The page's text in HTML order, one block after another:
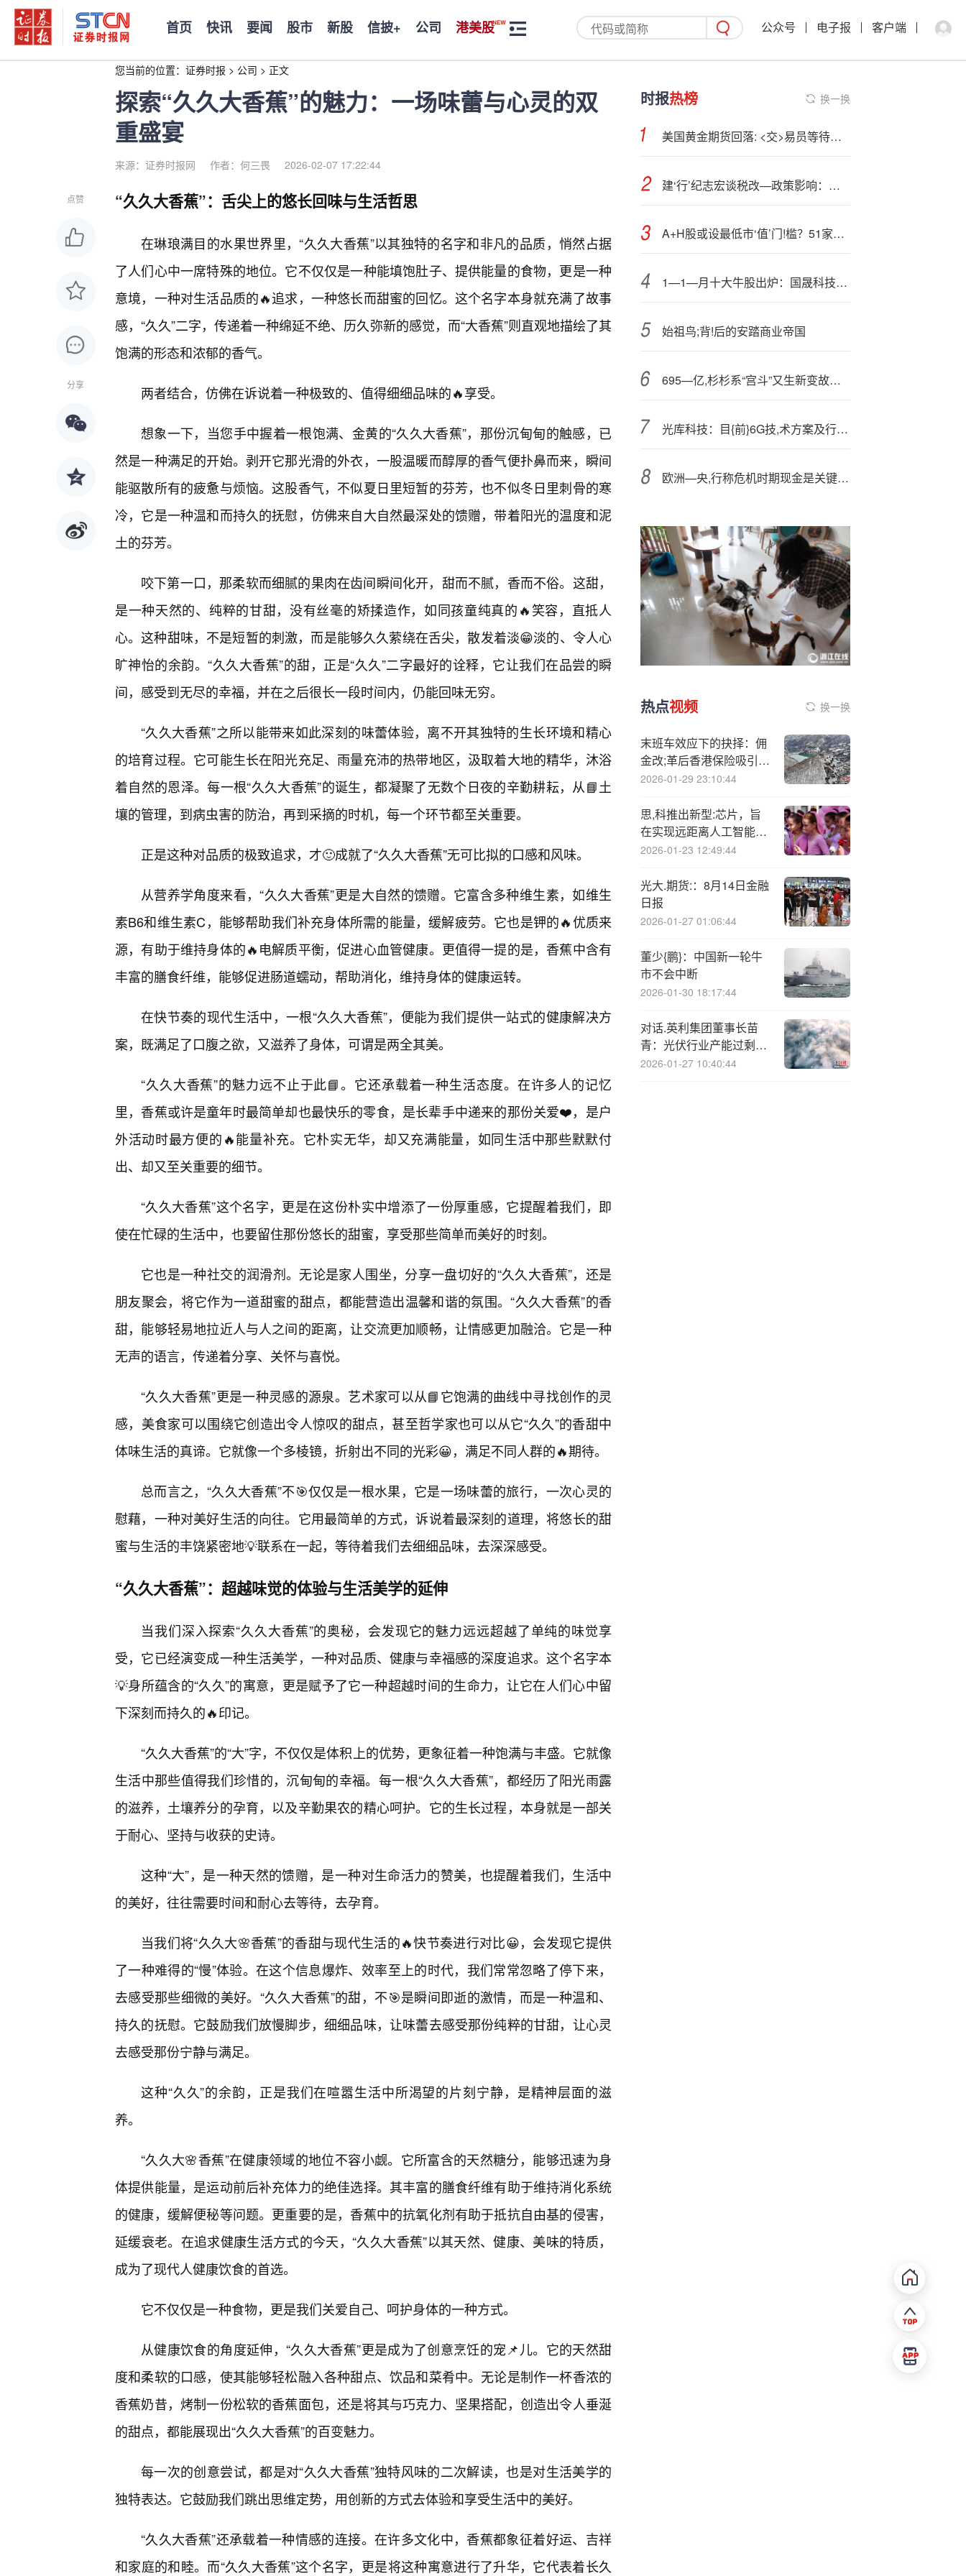
首页 快讯 要闻 股市 新股 信披+ 公司 港美股 公众号 电子报 客户端
您当前的位置： 证券时报 > 公司 > 正文
探索“久久大香蕉”的魅力：一场味蕾与心灵的双
重盛宴
来源：证券时报网 作者：何三畏 2026-02-07 17:22:44
点赞
分享
“久久大香蕉”：舌尖上的悠长回味与生活哲思
在琳琅满目的水果世界里，“久久大香蕉”以其独特的名字和非凡的品质，悄然占据
了人们心中一席特殊的地位。它不仅仅是一种能填饱肚子、提供能量的食物，更是一种
意境，一种对生活品质的🔥追求，一种悠长而甜蜜的回忆。这个名字本身就充满了故事
感，“久久”二字，传递着一种绵延不绝、历久弥新的感觉，而“大香蕉”则直观地描绘了其
饱满的形态和浓郁的香气。
两者结合，仿佛在诉说着一种极致的、值得细细品味的🔥享受。
想象一下，当您手中握着一根饱满、金黄的“久久大香蕉”，那份沉甸甸的触感，已
然是一种满足的开始。剥开它那光滑的外衣，一股温暖而醇厚的香气便扑鼻而来，瞬间
能驱散所有的疲惫与烦恼。这股香气，不似夏日里短暂的芬芳，也不似冬日里刺骨的寒
冷，它是一种温和而持久的抚慰，仿佛来自大自然最深处的馈赠，带着阳光的温度和泥
土的芬芳。
咬下第一口，那柔软而细腻的果肉在齿间瞬间化开，甜而不腻，香而不俗。这甜，
是一种天然的、纯粹的甘甜，没有丝毫的矫揉造作，如同孩童纯真的🔥笑容，直抵人
心。这种甜味，不是短暂的刺激，而是能够久久萦绕在舌尖，散发着淡😁淡的、令人心
旷神怡的余韵。“久久大香蕉”的甜，正是“久久”二字最好的诠释，它让我们在品尝的瞬
间，感受到无尽的幸福，并在之后很长一段时间内，仍能回味无穷。
“久久大香蕉”之所以能带来如此深刻的味蕾体验，离不开其独特的生长环境和精心
的培育过程。它可能生长在阳光充足、雨量充沛的热带地区，汲取着大地的精华，沐浴
着自然的恩泽。每一根“久久大香蕉”的诞生，都凝聚了无数个日夜的辛勤耕耘，从📘土
壤的管理，到病虫害的防治，再到采摘的时机，每一个环节都至关重要。
正是这种对品质的极致追求，才🙂成就了“久久大香蕉”无可比拟的口感和风味。
从营养学角度来看，“久久大香蕉”更是大自然的馈赠。它富含多种维生素，如维生
素B6和维生素C，能够帮助我们补充身体所需的能量，缓解疲劳。它也是钾的🔥优质来
源，有助于维持身体的🔥电解质平衡，促进心血管健康。更值得一提的是，香蕉中含有
丰富的膳食纤维，能够促进肠道蠕动，帮助消化，维持身体的健康运转。
在快节奏的现代生活中，一根“久久大香蕉”，便能为我们提供一站式的健康解决方
案，既满足了口腹之欲，又滋养了身体，可谓是两全其美。
“久久大香蕉”的魅力远不止于此📘。它还承载着一种生活态度。在许多人的记忆
里，香蕉或许是童年时最简单却也最快乐的零食，是长辈手中递来的那份关爱❤️，是户
外活动时最方便的🔥能量补充。它朴实无华，却又充满能量，如同生活中那些默默付
出、却又至关重要的细节。
“久久大香蕉”这个名字，更是在这份朴实中增添了一份厚重感，它提醒着我们，即
使在忙碌的生活中，也要留住那份悠长的甜蜜，享受那些简单而美好的时刻。
它也是一种社交的润滑剂。无论是家人围坐，分享一盘切好的“久久大香蕉”，还是
朋友聚会，将它作为一道甜蜜的甜点，都能营造出温馨和谐的氛围。“久久大香蕉”的香
甜，能够轻易地拉近人与人之间的距离，让交流更加顺畅，让情感更加融洽。它是一种
无声的语言，传递着分享、关怀与喜悦。
“久久大香蕉”更是一种灵感的源泉。艺术家可以从📘它饱满的曲线中寻找创作的灵
感，美食家可以围绕它创造出令人惊叹的甜点，甚至哲学家也可以从它“久久”的香甜中
体味生活的真谛。它就像一个多棱镜，折射出不同的光彩😀，满足不同人群的🔥期待。
总而言之，“久久大香蕉”不🎯仅仅是一根水果，它是一场味蕾的旅行，一次心灵的
慰藉，一种对美好生活的向往。它用最简单的方式，诉说着最深刻的道理，将悠长的甜
蜜与生活的丰饶紧密地💡联系在一起，等待着我们去细细品味，去深深感受。
“久久大香蕉”：超越味觉的体验与生活美学的延伸
当我们深入探索“久久大香蕉”的奥秘，会发现它的魅力远远超越了单纯的味觉享
受，它已经演变成一种生活美学，一种对品质、健康与幸福感的深度追求。这个名字本
💡身所蕴含的“久久”的寓意，更是赋予了它一种超越时间的生命力，让它在人们心中留
下深刻而持久的🔥印记。
“久久大香蕉”的“大”字，不仅仅是体积上的优势，更象征着一种饱满与丰盛。它就像
生活中那些值得我们珍惜的，沉甸甸的幸福。每一根“久久大香蕉”，都经历了阳光雨露
的滋养，土壤养分的孕育，以及辛勤果农的精心呵护。它的生长过程，本身就是一部关
于耐心、坚持与收获的史诗。
这种“大”，是一种天然的馈赠，是一种对生命活力的赞美，也提醒着我们，生活中
的美好，往往需要时间和耐心去等待，去孕育。
当我们将“久久大🌸香蕉”的香甜与现代生活的🔥快节奏进行对比😀，会发现它提供
了一种难得的“慢”体验。在这个信息爆炸、效率至上的时代，我们常常忽略了停下来，
去感受那些细微的美好。“久久大香蕉”的甜，不🎯是瞬间即逝的激情，而是一种温和、
持久的抚慰。它鼓励我们放慢脚步，细细品味，让味蕾去感受那份纯粹的甘甜，让心灵
去感受那份宁静与满足。
这种“久久”的余韵，正是我们在喧嚣生活中所渴望的片刻宁静，是精神层面的滋
养。
“久久大🌸香蕉”在健康领域的地位不容小觑。它所富含的天然糖分，能够迅速为身
体提供能量，是运动前后补充体力的绝佳选择。其丰富的膳食纤维有助于维持消化系统
的健康，缓解便秘等问题。更重要的是，香蕉中的抗氧化剂有助于抵抗自由基的侵害，
延缓衰老。在追求健康生活方式的今天，“久久大香蕉”以其天然、健康、美味的特质，
成为了现代人健康饮食的首选。
它不仅仅是一种食物，更是我们关爱自己、呵护身体的一种方式。
从健康饮食的角度延伸，“久久大香蕉”更是成为了创意烹饪的宠📌儿。它的天然甜
度和柔软的口感，使其能够轻松融入各种甜点、饮品和菜肴中。无论是制作一杯香浓的
香蕉奶昔，烤制一份松软的香蕉面包，还是将其与巧克力、坚果搭配，创造出令人垂涎
的甜点，都能展现出“久久大香蕉”的百变魅力。
每一次的创意尝试，都是对“久久大香蕉”独特风味的二次解读，也是对生活美学的
独特表达。它鼓励我们跳出思维定势，用创新的方式去体验和享受生活中的美好。
“久久大香蕉”还承载着一种情感的连接。在许多文化中，香蕉都象征着好运、吉祥
和家庭的和睦。而“久久大香蕉”这个名字，更是将这种寓意进行了升华，它代表着长久
时报热榜 换一换
美国黄金期货回落: <交>易员等待关税明朗化
建‘行’纪志宏谈税改—政策影响：建行投资组合受税改影响偏中性，对存量债券特别是政府债估值总体有利
A+H股或设最低市‘值’门!槛？51家市值超200亿！中资投行：项目储备丰厚
1—1—月十大牛股出炉：国晟科技逾155%涨幅问鼎榜首
始祖鸟;背!后的安踏商业帝国
695—亿,杉杉系“宫斗”又生新变故！原投资人突然出局了？
光库科技：目{前}6G技,术方案及行业标准尚未完全明确
欧洲—央,行称危机时期现金是关键 供应须保障
热点视频 换一换
末班车效应下的抉择：佣
金改;革后香港保险吸引力
几何？
2026-01-29 23:10:44
思,科推出新型:芯片，旨
在实现远距离人工智能数
据中心互联
2026-01-23 12:49:44
光大.期货:：8月14日金融
日报
2026-01-27 01:06:44
董少{鹏}：中国新一轮牛
市不会中断
2026-01-30 18:17:44
对话.英利集团董事长苗
青：光伏行业产能过剩，
如何应对？
2026-01-27 10:40:44